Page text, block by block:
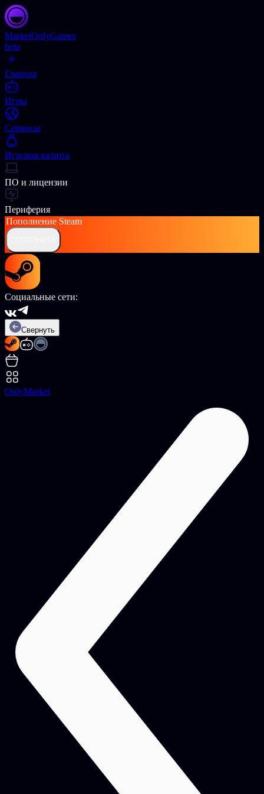
MarketOnlyGames
beta
Главная
Игры
Сервисы
Игровая валюта
ПО и лицензии
Периферия
Пополнение Steam
Социальные сети:
Свернуть
OnlyMarket